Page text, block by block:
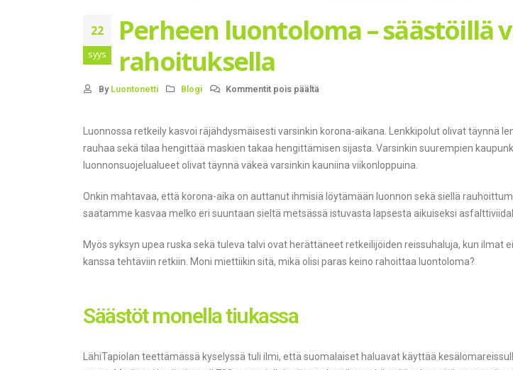
22
syys
Perheen luontoloma – säästöillä
rahoituksella
By Luontonetti Blogi Kommentit pois päältä
Luonnossa retkeily kasvoi räjähdysmäisesti varsinkin korona-aikana. Lenkkipolut olivat täynnä
rauhaa sekä tilaa hengittää maskien takaa hengittämisen sijasta. Varsinkin suurempien
luonnonsuojelualueet olivat täynnä väkeä varsinkin kauniina viikonloppuina.
Onkin mahtavaa, että korona-aika on auttanut ihmisiä löytämään luonnon sekä siellä
saatamme kasvaa melko eri suuntaan sieltä metsässä istuvasta lapsesta aikuiseksi
Myös syksyn upea ruska sekä tuleva talvi ovat herättäneet retkeilijöiden reissuhaluja, kun ilmat
kanssa tehtäviin retkiin. Moni miettiikin sitä, mikä olisi paras keino rahoittaa luontoloma?
Säästöt monella tiukassa
LähiTapiolan teettämässä kyselyssä tuli ilmi, että suomalaiset haluavat käyttää